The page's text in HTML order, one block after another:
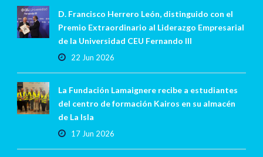
D. Francisco Herrero León, distinguido con el
Premio Extraordinario al Liderazgo Empresarial
de la Universidad CEU Fernando III
22 Jun 2026
La Fundación Lamaignere recibe a estudiantes
del centro de formación Kairos en su almacén
de La Isla
17 Jun 2026